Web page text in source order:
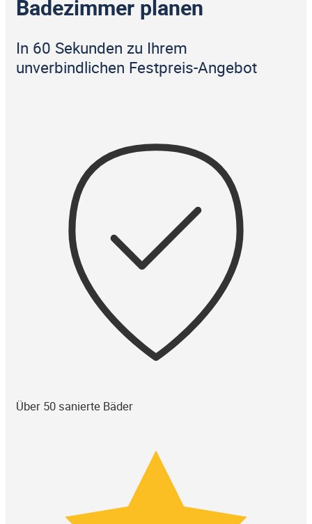
Badezimmer planen
In 60 Sekunden zu Ihrem
unverbindlichen Festpreis-Angebot
Über 50 sanierte Bäder